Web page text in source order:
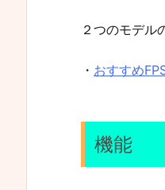
２つのモデル
・ おすすめ
機能